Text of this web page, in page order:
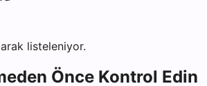
listeleniyor.
Önce Kontrol Edin